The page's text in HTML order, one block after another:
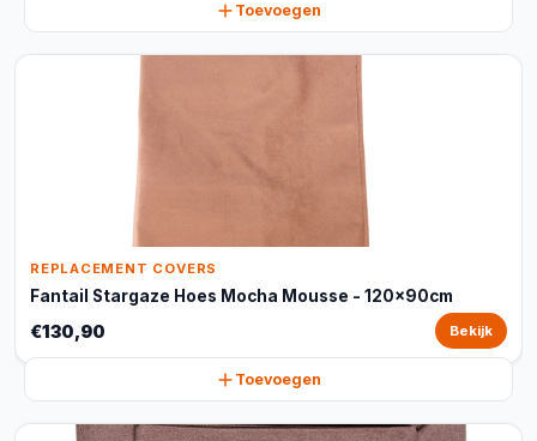
Toevoegen
REPLACEMENT COVERS
Fantail Stargaze Hoes Mocha Mousse - 120x90cm
€130,90 Bekijk
Toevoegen